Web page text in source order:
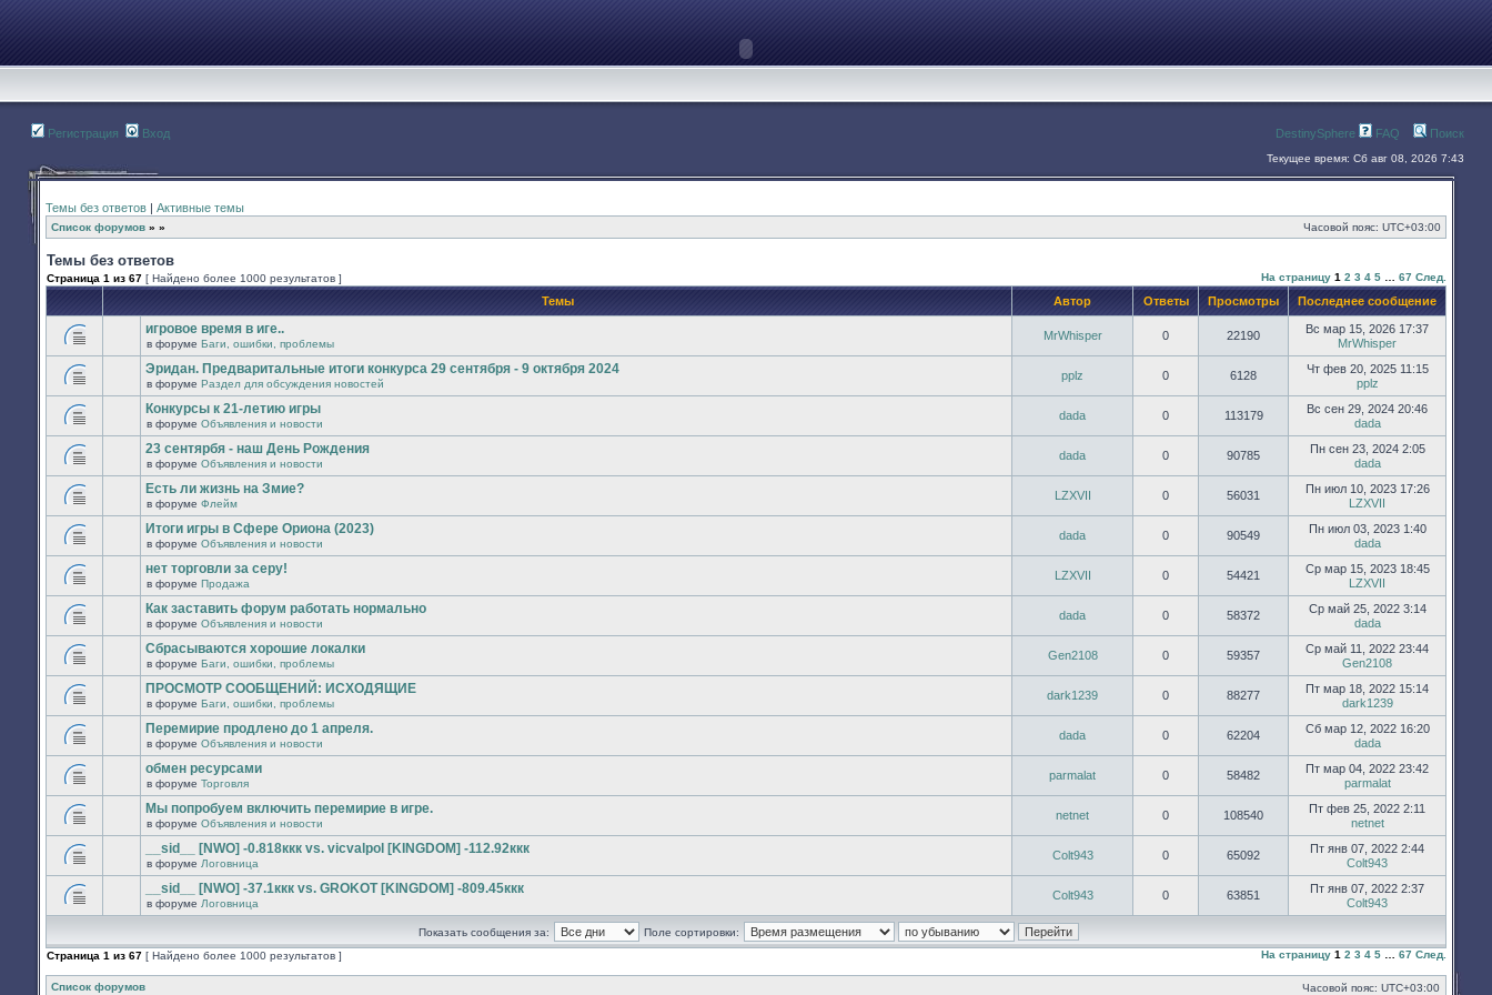
Регистрация Вход DestinySphere FAQ Поиск
Текущее время: Сб авг 08, 2026 7:43
Темы без ответов | Активные темы
Список форумов » » Часовой пояс: UTC+03:00
Темы без ответов
Страница 1 из 67 [ Найдено более 1000 результатов ] На страницу 1 2 3 4 5 67 След.
Темы Автор Ответы Просмотры Последнее сообщение
теме
нет
новых
непрочитанных
сообщений.
игровое время в иге..
в форуме Баги, ошибки, проблемы
MrWhisper 0 22190
Вс мар 15, 2026 17:37
MrWhisper
теме
нет
новых
непрочитанных
сообщений.
Эридан. Предваритальные итоги конкурса 29 сентября - 9 октября 2024
в форуме Раздел для обсуждения новостей
pplz 0 6128
Чт фев 20, 2025 11:15
pplz
теме
нет
новых
непрочитанных
сообщений.
Конкурсы к 21-летию игры
в форуме Объявления и новости
dada 0 113179
Вс сен 29, 2024 20:46
dada
теме
нет
новых
непрочитанных
сообщений.
23 сентярбя - наш День Рождения
в форуме Объявления и новости
dada 0 90785
Пн сен 23, 2024 2:05
dada
теме
нет
новых
непрочитанных
сообщений.
Есть ли жизнь на Змие?
в форуме Флейм
LZXVII 0 56031
Пн июл 10, 2023 17:26
LZXVII
теме
нет
новых
непрочитанных
сообщений.
Итоги игры в Сфере Ориона (2023)
в форуме Объявления и новости
dada 0 90549
Пн июл 03, 2023 1:40
dada
теме
нет
новых
непрочитанных
сообщений.
нет торговли за серу!
в форуме Продажа
LZXVII 0 54421
Ср мар 15, 2023 18:45
LZXVII
теме
нет
новых
непрочитанных
сообщений.
Как заставить форум работать нормально
в форуме Объявления и новости
dada 0 58372
Ср май 25, 2022 3:14
dada
теме
нет
новых
непрочитанных
сообщений.
Сбрасываются хорошие локалки
в форуме Баги, ошибки, проблемы
Gen2108 0 59357
Ср май 11, 2022 23:44
Gen2108
теме
нет
новых
непрочитанных
сообщений.
ПРОСМОТР СООБЩЕНИЙ: ИСХОДЯЩИЕ
в форуме Баги, ошибки, проблемы
dark1239 0 88277
Пт мар 18, 2022 15:14
dark1239
теме
нет
новых
непрочитанных
сообщений.
Перемирие продлено до 1 апреля.
в форуме Объявления и новости
dada 0 62204
Сб мар 12, 2022 16:20
dada
теме
нет
новых
непрочитанных
сообщений.
обмен ресурсами
в форуме Торговля
parmalat 0 58482
Пт мар 04, 2022 23:42
parmalat
теме
нет
новых
непрочитанных
сообщений.
Мы попробуем включить перемирие в игре.
в форуме Объявления и новости
netnet 0 108540
Пт фев 25, 2022 2:11
netnet
теме
нет
новых
сообщений.
__sid__ [NWO] -0.818ккк vs. vicvalpol [KINGDOM] -112.92ккк
в форуме Логовница
Colt943 0 65092
Пт янв 07, 2022 2:44
Colt943
нет
новых
сообщений.
__sid__ [NWO] -37.1ккк vs. GROKOT [KINGDOM] -809.45ккк
в форуме Логовница
Colt943 0 63851
Пт янв 07, 2022 2:37
Colt943
Показать сообщения за:
Поле сортировки:
Страница 1 из 67 [ Найдено более 1000 результатов ] На страницу 1 2 3 4 5 67 След.
Список форумов Часовой пояс: UTC+03:00